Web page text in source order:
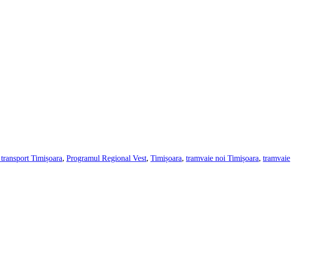
Timișoara, Programul Regional Vest, Timișoara, tramvaie noi Timișoara, tramvaie